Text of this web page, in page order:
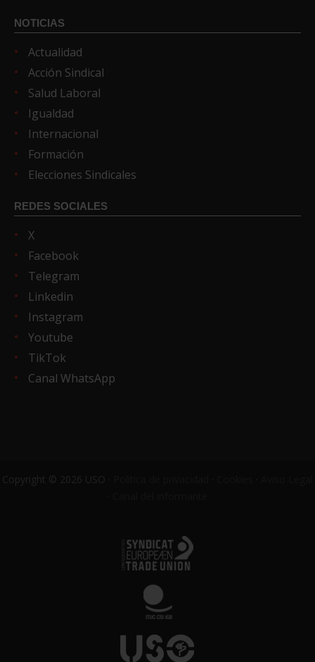
NOTICIAS
Actualidad
Acción Sindical
Salud Laboral
Igualdad
Internacional
Formación
Elecciones Sindicales
REDES SOCIALES
X
Facebook
Telegram
Linkedin
Instagram
Youtube
TikTok
Canal WhatsApp
Copyright © 2026 USO ·